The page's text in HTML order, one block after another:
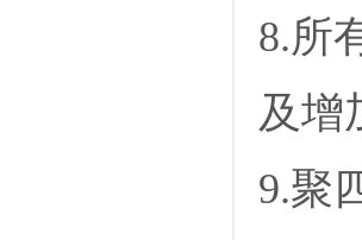
8.所
及增
9.聚